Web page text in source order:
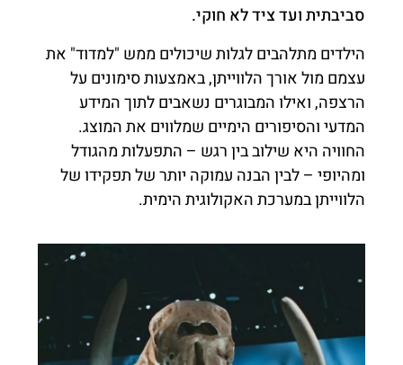
סביבתית ועד ציד לא חוקי.
הילדים מתלהבים לגלות שיכולים ממש "למדוד" את
עצמם מול אורך הלווייתן, באמצעות סימונים על
הרצפה, ואילו המבוגרים נשאבים לתוך המידע
המדעי והסיפורים הימיים שמלווים את המוצג.
החוויה היא שילוב בין רגש – התפעלות מהגודל
ומהיופי – לבין הבנה עמוקה יותר של תפקידו של
הלווייתן במערכת האקולוגית הימית.